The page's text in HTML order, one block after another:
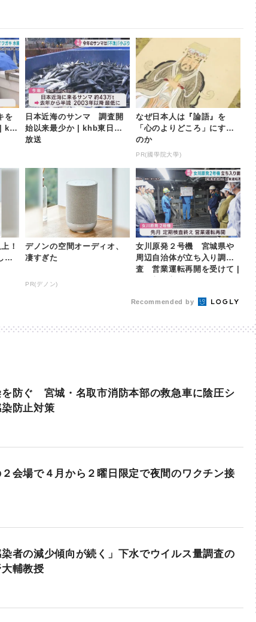
を
kh
日本近海のサンマ 調査開
始以来最少か | khb東日本
放送
なぜ日本人は『論語』を
「心のよりどころ」にする
のか
PR(國學院大學)
！
て
デノンの空間オーディオ、
凄すぎた
PR(デノン)
女川原発２号機 宮城県や
周辺自治体が立ち入り調
査 営業運転再開を受けて |
Recommended by
を防ぐ 宮城・名取市消防本部の救急車に陰圧シ
防止対策
会場で４月から２曜日限定で夜間のワクチン接
染者の減少傾向が続く」下水でウイルス量調査の
輔教授